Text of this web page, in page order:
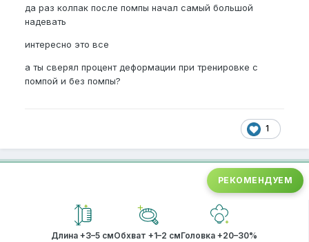
После экза я помпу не мог бы ставить, а до экза
было норм
и головка сильно увеличивается после нее изза
чего удобней, без помпы пользовался самым
маленьким колпаком когда добавил помпу
по поводу почему решил греть в помпе
меньше рассеивание в воздух, рассеевание
только по пч
да раз колпак после помпы начал самый большой
надевать
интересно это все
а ты сверял процент деформации при тренировке с
помпой и без помпы?
1
РЕКОМЕНДУЕМ
Длина +3–5 смОбхват +1–2 смГоловка +20–30%